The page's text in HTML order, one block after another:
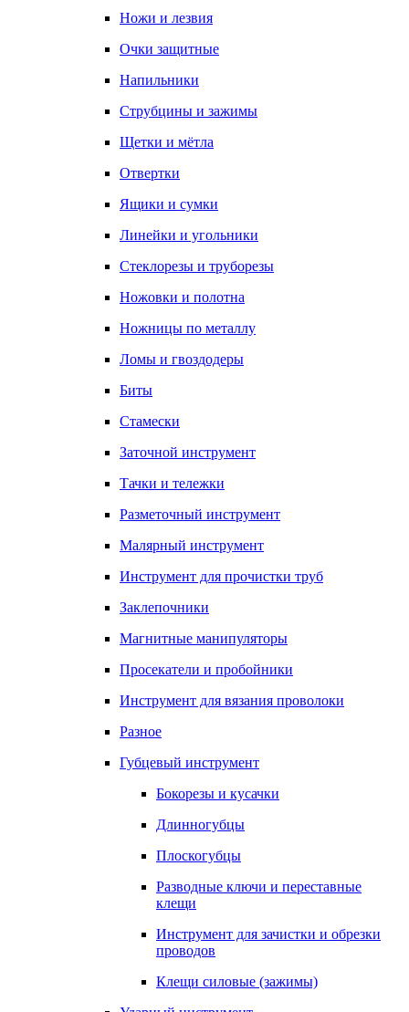
Ножи и лезвия
Очки защитные
Напильники
Струбцины и зажимы
Щетки и мётла
Отвертки
Ящики и сумки
Линейки и угольники
Стеклорезы и труборезы
Ножовки и полотна
Ножницы по металлу
Ломы и гвоздодеры
Биты
Стамески
Заточной инструмент
Тачки и тележки
Разметочный инструмент
Малярный инструмент
Инструмент для прочистки труб
Заклепочники
Магнитные манипуляторы
Просекатели и пробойники
Инструмент для вязания проволоки
Разное
Губцевый инструмент
Бокорезы и кусачки
Длинногубцы
Плоскогубцы
Разводные ключи и переставные
клещи
Инструмент для зачистки и обрезки
проводов
Клещи силовые (зажимы)